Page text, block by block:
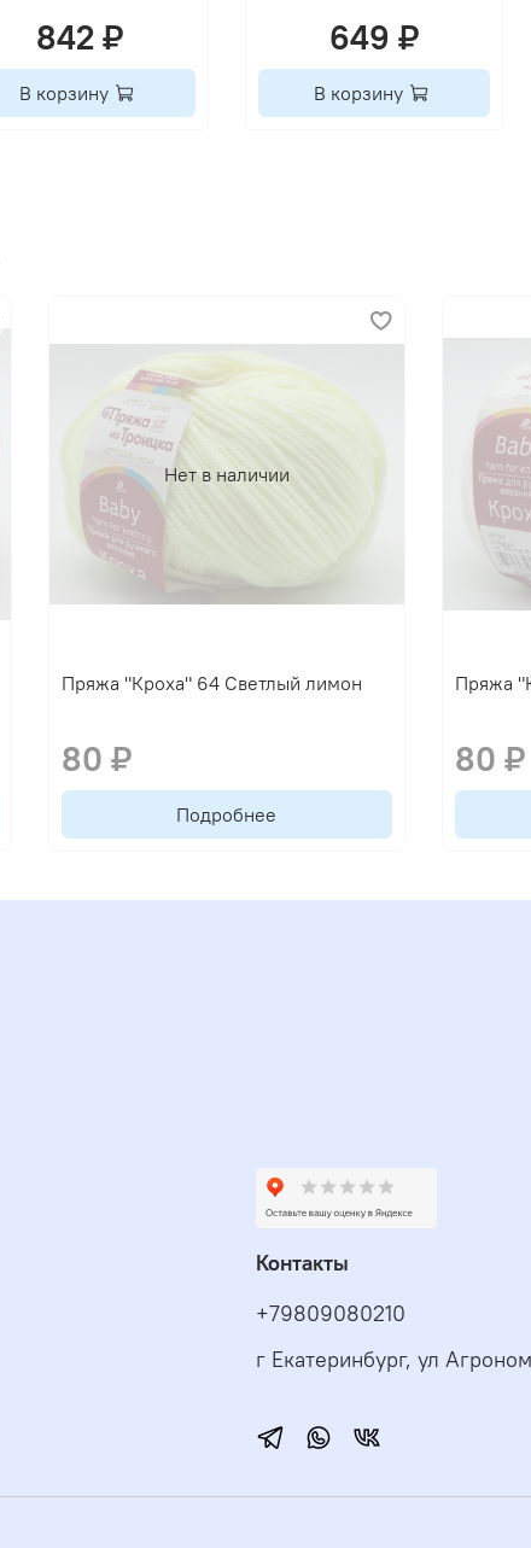
842 ₽
В корзину
649 ₽
В корзину
Нет в наличии
Пряжа "Кроха" 64 Светлый лимон
80 ₽
Подробнее
Пряжа
80 ₽
Контакты
+79809080210
г Екатеринбург, ул